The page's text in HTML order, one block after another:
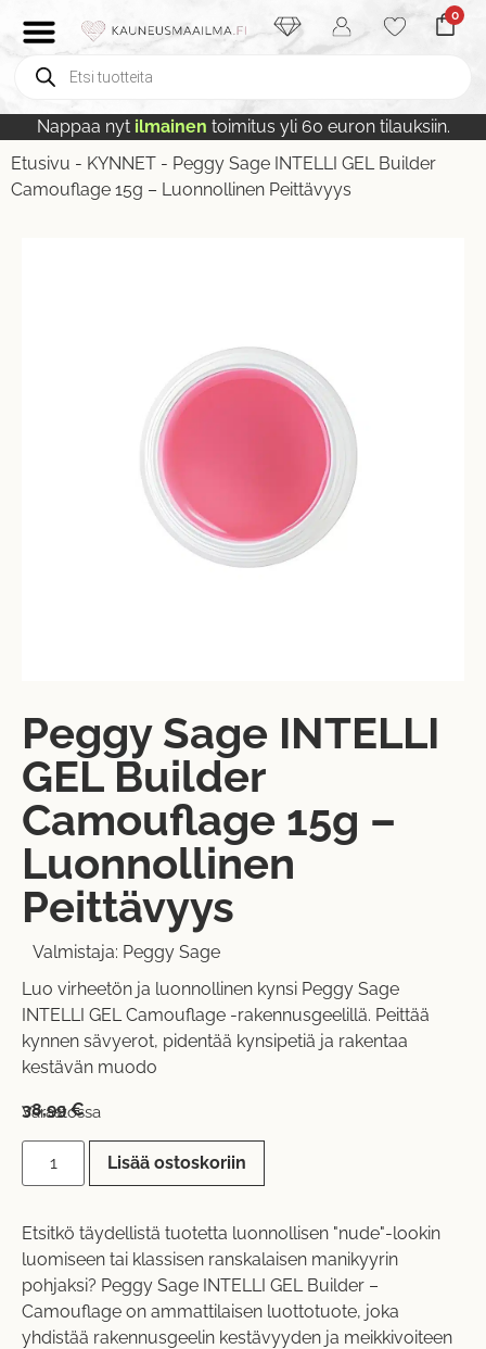
0
Nappaa nyt ilmainen toimitus yli 60 euron tilauksiin.
Etusivu - KYNNET - Peggy Sage INTELLI GEL Builder
Camouflage 15g – Luonnollinen Peittävyys
Peggy Sage INTELLI
GEL Builder
Camouflage 15g –
Luonnollinen
Peittävyys
Valmistaja: Peggy Sage
Luo virheetön ja luonnollinen kynsi Peggy Sage
INTELLI GEL Camouflage -rakennusgeelillä. Peittää
kynnen sävyerot, pidentää kynsipetiä ja rakentaa
kestävän muodo
38,99€
Varastossa
Lisää ostoskoriin
Etsitkö täydellistä tuotetta luonnollisen "nude"-lookin
luomiseen tai klassisen ranskalaisen manikyyrin
pohjaksi? Peggy Sage INTELLI GEL Builder –
Camouflage on ammattilaisen luottotuote, joka
yhdistää rakennusgeelin kestävyyden ja meikkivoiteen